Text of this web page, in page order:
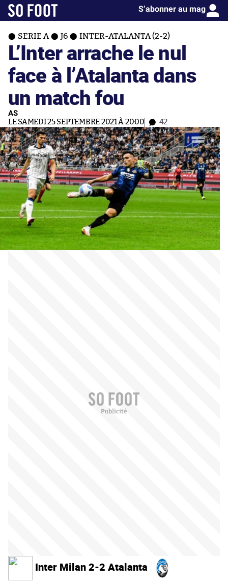
S’abonner au mag
SERIE A J6 INTER-ATALANTA (2-2)
L’Inter arrache le nul
face à l’Atalanta dans
un match fou
AS
LE SAMEDI 25 SEPTEMBRE 2021 À 20:00 42
Inter Milan 2-2 Atalanta